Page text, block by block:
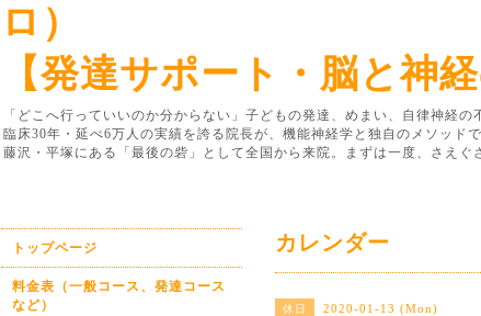
ロ）
【発達サポート・脳と神
「どこへ行っていいのか分からない」子どもの発達、めまい、自律神経
臨床30年・延べ6万人の実績を誇る院長が、機能神経学と独自のメソッド
藤沢・平塚にある「最後の砦」として全国から来院。まずは一度、さえぐ
カレンダー
休日 2020-01-13 (Mon)
トップページ
料金表（一般コース、発達コース
など）